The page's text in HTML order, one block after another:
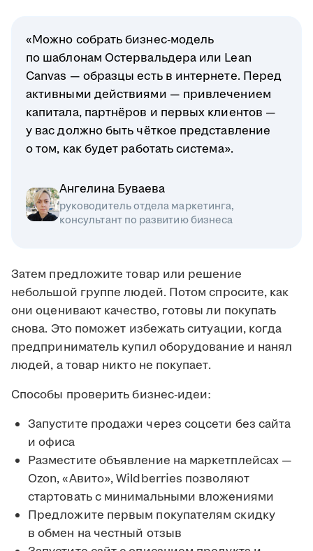
«Можно собрать бизнес-модель
по шаблонам Остервальдера или Lean
Canvas — образцы есть в интернете. Перед
активными действиями — привлечением
капитала, партнёров и первых клиентов —
у вас должно быть чёткое представление
о том, как будет работать система».
Ангелина Буваева
руководитель отдела маркетинга,
консультант по развитию бизнеса
Затем предложите товар или решение
небольшой группе людей. Потом спросите, как
они оценивают качество, готовы ли покупать
снова. Это поможет избежать ситуации, когда
предприниматель купил оборудование и нанял
людей, а товар никто не покупает.
Способы проверить бизнес-идеи:
Запустите продажи через соцсети без сайта
и офиса
Разместите объявление на маркетплейсах —
Ozon, «Авито», Wildberries позволяют
стартовать с минимальными вложениями
Предложите первым покупателям скидку
в обмен на честный отзыв